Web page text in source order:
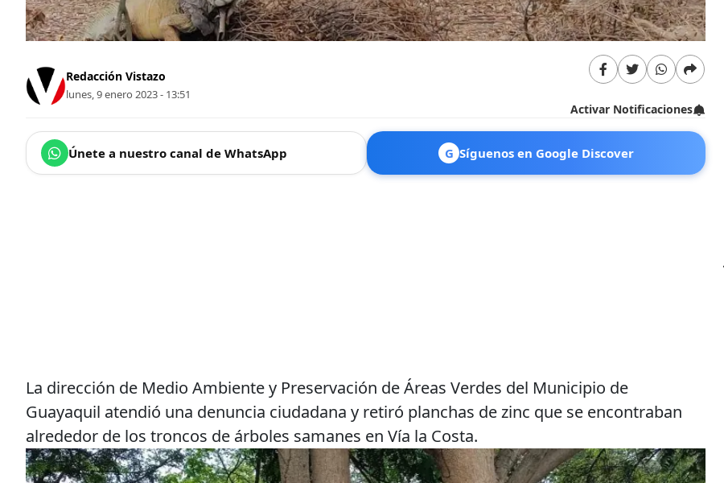
Redacción Vistazo
lunes, 9 enero 2023 - 13:51
Activar Notificaciones
Únete a nuestro canal de WhatsApp G Síguenos en Google Discover
La dirección de Medio Ambiente y Preservación de Áreas Verdes del Municipio de
Guayaquil atendió una denuncia ciudadana y retiró planchas de zinc que se encontraban
alrededor de los troncos de árboles samanes en Vía la Costa.